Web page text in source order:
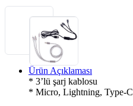
Ürün Açıklaması
* 3’lü şarj kablosu
* Micro, Lightning, Type-C